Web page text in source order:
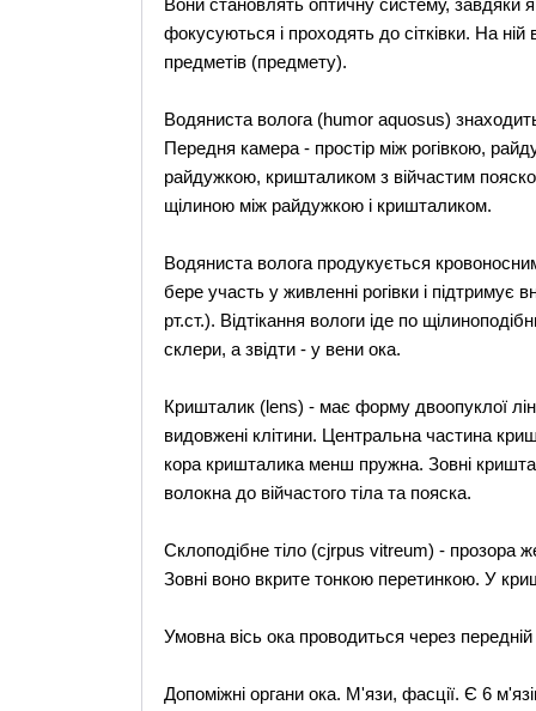
Вони становлять оптичну систему, завдяки
фокусуються і проходять до сітківки. На
предметів (предмету).
Водяниста волога (humor aquosus)
Передня камера - простір між рогівкою,
райдужкою, кришталиком з війчастим
щілиною між райдужкою і кришталиком.
Водяниста волога продукується
бере участь у живленні рогівки і підтримує
рт.ст.). Відтікання вологи іде по
склери, а звідти - у вени ока.
Кришталик (lens) - має форму двоопуклої
видовжені клітини. Центральна частина
кора кришталика менш пружна. Зовні
волокна до війчастого тіла та пояска.
Склоподібне тіло (cjrpus vitreum) - прозора
Зовні воно вкрите тонкою перетинкою. У
Умовна вісь ока проводиться через передній
Допоміжні органи ока. М'язи, фасції. Є 6